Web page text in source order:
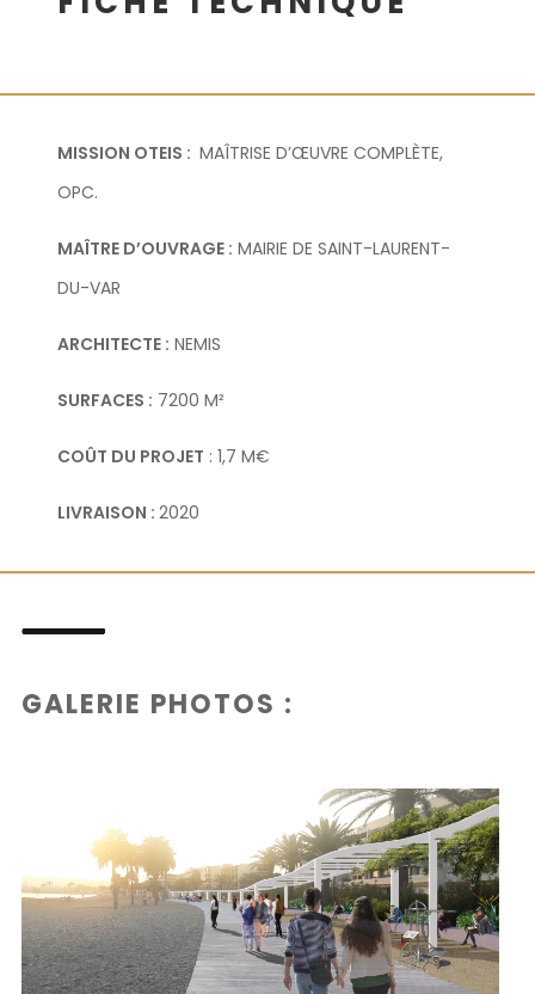
MISSION OTEIS : MAÎTRISE D’ŒUVRE COMPLÈTE,
OPC.
MAÎTRE D’OUVRAGE : MAIRIE DE SAINT-LAURENT-
DU-VAR
ARCHITECTE : NEMIS
SURFACES : 7200 M²
COÛT DU PROJET : 1,7 M€
LIVRAISON : 2020
GALERIE PHOTOS :